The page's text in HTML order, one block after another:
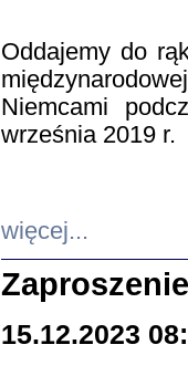
Oddajemy do
Niemcami
września 2019 r.
więcej...
15.12.2023